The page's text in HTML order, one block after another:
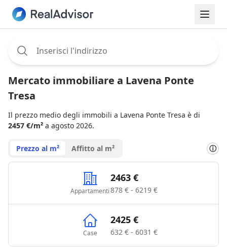
Mercato immobiliare a Lavena Ponte
Tresa
Il prezzo medio degli immobili a Lavena Ponte Tresa è di
2457 €/m² a agosto 2026.
Prezzo al m² Affitto al m² ⓘ
Appartamenti
2463 €
878 € - 6219 €
Case
2425 €
632 € - 6031 €